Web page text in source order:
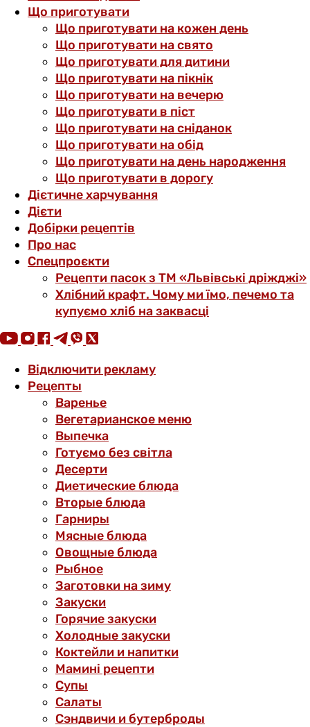
Що приготувати
Що приготувати на кожен день
Що приготувати на свято
Що приготувати для дитини
Що приготувати на пікнік
Що приготувати на вечерю
Що приготувати в піст
Що приготувати на сніданок
Що приготувати на обід
Що приготувати на день народження
Що приготувати в дорогу
Дієтичне харчування
Дієти
Добірки рецептів
Про нас
Спецпроєкти
Рецепти пасок з ТМ «Львівські дріжджі»
Хлібний крафт. Чому ми їмо, печемо та
купуємо хліб на заквасці
Відключити рекламу
Рецепты
Варенье
Вегетарианское меню
Выпечка
Готуємо без світла
Десерти
Диетические блюда
Вторые блюда
Гарниры
Мясные блюда
Овощные блюда
Рыбное
Заготовки на зиму
Закуски
Горячие закуски
Холодные закуски
Коктейли и напитки
Мамині рецепти
Супы
Салаты
Сэндвичи и бутерброды